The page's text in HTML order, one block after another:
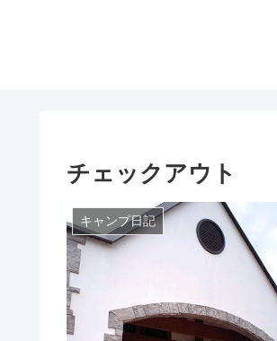
チェックアウト
キャンプ日記